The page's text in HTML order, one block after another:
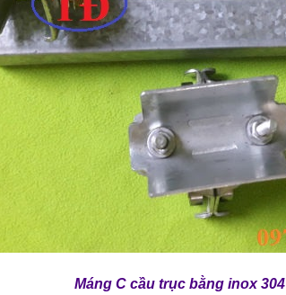
Máng C cầu trục bằng inox 304